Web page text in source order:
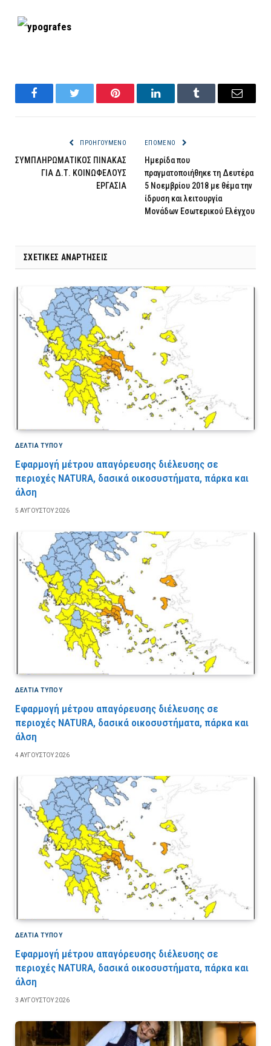
FacebookTwitter Pinterest LinkedInTumblr Email
ΠΡΟΗΓΟΎΜΕΝΟ
ΣΥΜΠΛΗΡΩΜΑΤΙΚΟΣ ΠΙΝΑΚΑΣ
ΓΙΑ Δ.Τ. ΚΟΙΝΩΦΕΛΟΥΣ
ΕΡΓΑΣΙΑ
ΕΠΌΜΕΝΟ
Ημερίδα που
πραγματοποιήθηκε τη Δευτέρα
5 Νοεμβρίου 2018 με θέμα την
ίδρυση και λειτουργία
Μονάδων Εσωτερικού Ελέγχου
ΣΧΕΤΙΚΈΣ ΑΝΑΡΤΉΣΕΙΣ
ΔΕΛΤΙΑ ΤΥΠΟΥ
Εφαρμογή μέτρου απαγόρευσης διέλευσης σε
περιοχές NATURA, δασικά οικοσυστήματα, πάρκα και
άλση
5 ΑΥΓΟΎΣΤΟΥ 2026
ΔΕΛΤΙΑ ΤΥΠΟΥ
Εφαρμογή μέτρου απαγόρευσης διέλευσης σε
περιοχές NATURA, δασικά οικοσυστήματα, πάρκα και
άλση
4 ΑΥΓΟΎΣΤΟΥ 2026
ΔΕΛΤΙΑ ΤΥΠΟΥ
Εφαρμογή μέτρου απαγόρευσης διέλευσης σε
περιοχές NATURA, δασικά οικοσυστήματα, πάρκα και
άλση
3 ΑΥΓΟΎΣΤΟΥ 2026